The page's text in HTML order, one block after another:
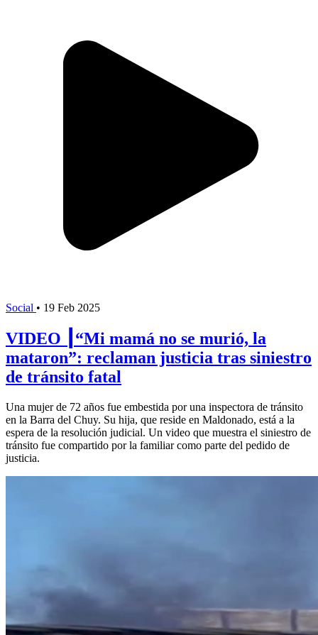
Social • 19 Feb 2025
VIDEO ┃“Mi mamá no se murió, la
mataron”: reclaman justicia tras siniestro
de tránsito fatal
Una mujer de 72 años fue embestida por una inspectora de tránsito
en la Barra del Chuy. Su hija, que reside en Maldonado, está a la
espera de la resolución judicial. Un video que muestra el siniestro de
tránsito fue compartido por la familiar como parte del pedido de
justicia.